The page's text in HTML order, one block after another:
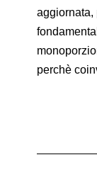
aggiornata,
perchè